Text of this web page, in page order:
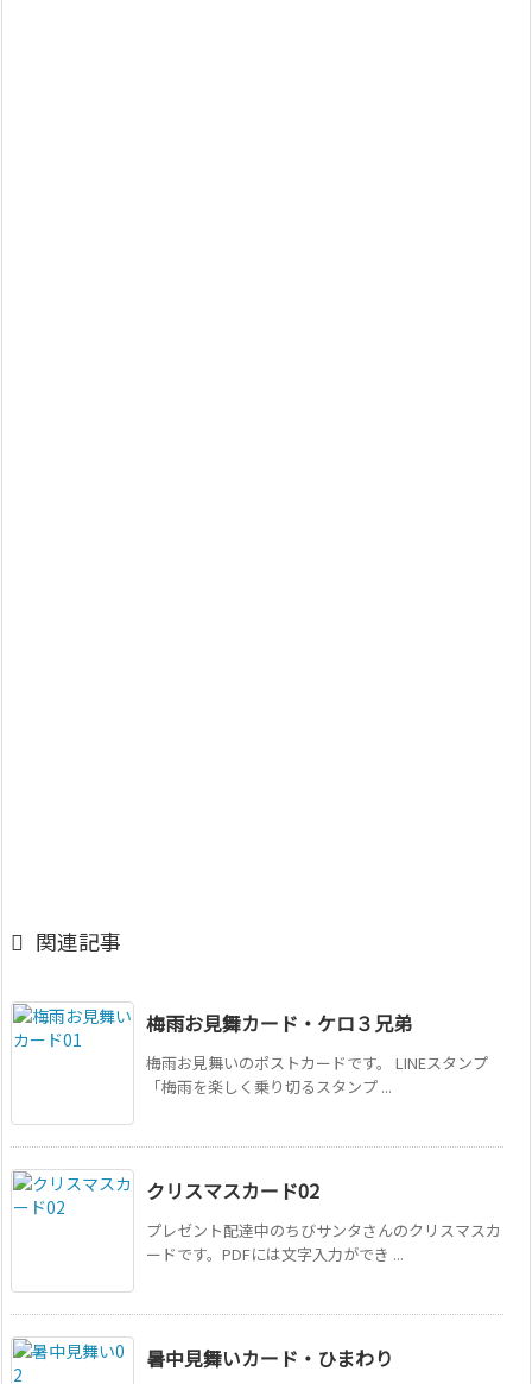
 関連記事
梅雨お見舞カード・ケロ３兄弟
梅雨お見舞いのポストカードです。 LINEスタンプ
「梅雨を楽しく乗り切るスタンプ ...
クリスマスカード02
プレゼント配達中のちびサンタさんのクリスマスカ
ードです。PDFには文字入力ができ ...
暑中見舞いカード・ひまわり